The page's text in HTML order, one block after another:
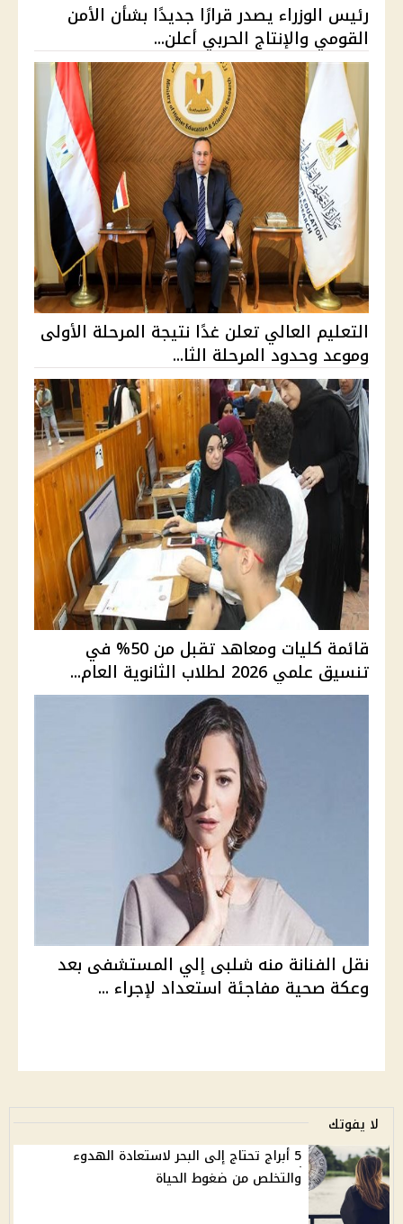
رئيس الوزراء يصدر قرارًا جديدًا بشأن الأمن
القومي والإنتاج الحربي أعلن...
التعليم العالي تعلن غدًا نتيجة المرحلة الأولى
وموعد وحدود المرحلة الثا...
قائمة كليات ومعاهد تقبل من 50% في
تنسيق علمي 2026 لطلاب الثانوية العام...
نقل الفنانة منه شلبى إلي المستشفى بعد
وعكة صحية مفاجئة استعداد لإجراء ...
لا يفوتك
5 أبراج تحتاج إلى البحر لاستعادة الهدوء
والتخلص من ضغوط الحياة